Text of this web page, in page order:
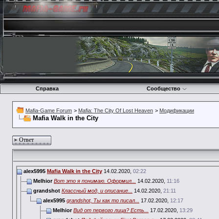
Справка Сообщество
Mafia-Game Forum > Mafia: The City Of Lost Heaven > Модификации
Mafia Walk in the City
Ответ
alex5995 Mafia Walk in the City 14.02.2020, 02:22
Melhior Вот это я понимаю. Оформил... 14.02.2020, 11:16
grandshot Классный мод, и описание... 14.02.2020, 21:11
alex5995 grandshot, Ты как то писал... 17.02.2020, 12:17
Melhior Вид от первого лица? Есть... 17.02.2020, 13:29